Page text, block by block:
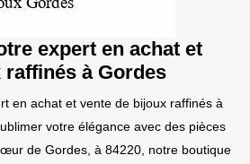
expert en achat et
à Gordes
en achat et vente de bijoux raffinés à
votre élégance avec des pièces
de Gordes, à 84220, notre boutique